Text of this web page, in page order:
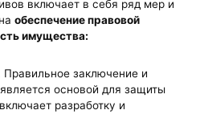
включает в себя ряд мер и
обеспечение правовой
имущества:
заключение и
основой для защиты
разработку и